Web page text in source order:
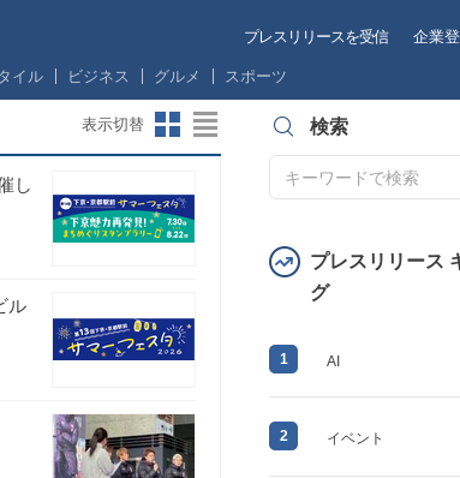
プレスリリースを受信 企業
イル ビジネス グルメ スポーツ
表示切替
し
ル
検索
プレスリリース
グ
1 AI
2 イベント